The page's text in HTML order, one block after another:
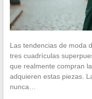
Las tendencias de moda
tres cuadrículas
que realmente compran
adquieren estas piezas.
nunca…